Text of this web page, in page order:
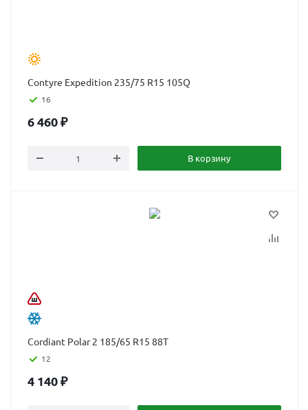
Contyre Expedition 235/75 R15 105Q
16
6 460₽
В корзину
Cordiant Polar 2 185/65 R15 88T
12
4 140₽